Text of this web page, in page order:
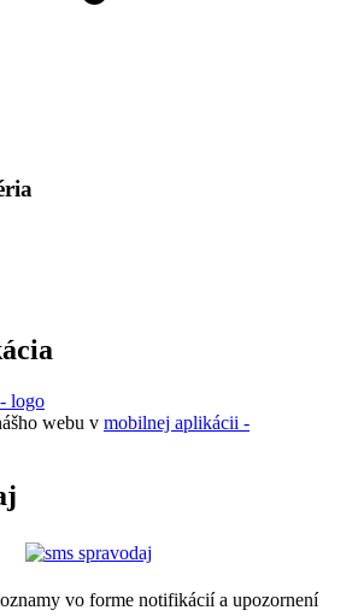
webu v mobilnej aplikácii -
vo forme notifikácií a upozornení